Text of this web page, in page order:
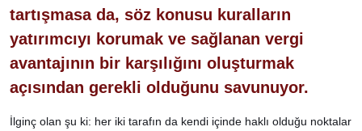
tartışmasa da, söz konusu kuralların
yatırımcıyı korumak ve sağlanan vergi
avantajının bir karşılığını oluşturmak
açısından gerekli olduğunu savunuyor.
İlginç olan şu ki: her iki tarafın da kendi içinde haklı olduğu noktalar